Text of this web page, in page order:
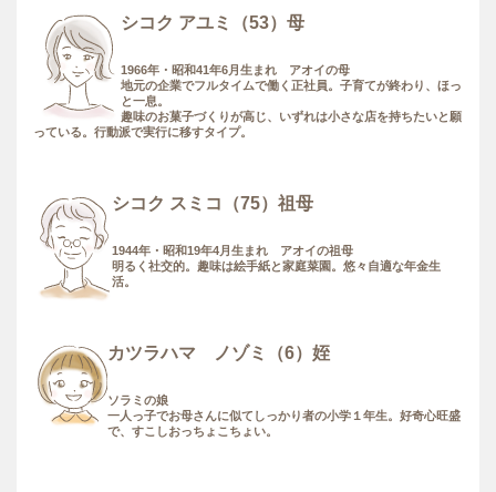
シコク アユミ（53）母
1966年・昭和41年6月生まれ アオイの母
地元の企業でフルタイムで働く正社員。子育てが終わり、ほっ
と一息。
趣味のお菓子づくりが高じ、いずれは小さな店を持ちたいと願
っている。行動派で実行に移すタイプ。
シコク スミコ（75）祖母
1944年・昭和19年4月生まれ アオイの祖母
明るく社交的。趣味は絵手紙と家庭菜園。悠々自適な年金生
活。
カツラハマ ノゾミ（6）姪
ソラミの娘
一人っ子でお母さんに似てしっかり者の小学１年生。好奇心旺盛
で、すこしおっちょこちょい。